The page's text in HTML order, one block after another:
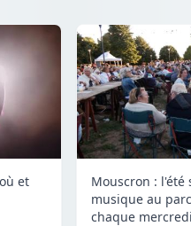
et
Mouscron : l'été
musique au
chaque mercredi